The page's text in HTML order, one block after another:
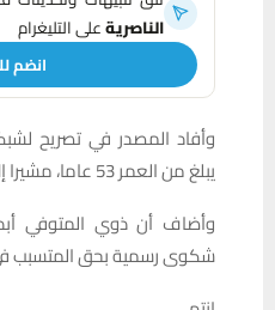
الناصريةعلى التليغرام
انضم
وأفاد المصدر في تصريح
يبلغ من العمر 53 عاما، مشيرا إلى أن الحادث أودى بحياته.
وأضاف أن ذوي المتوفي
شكوى رسمية بحق المتسبب